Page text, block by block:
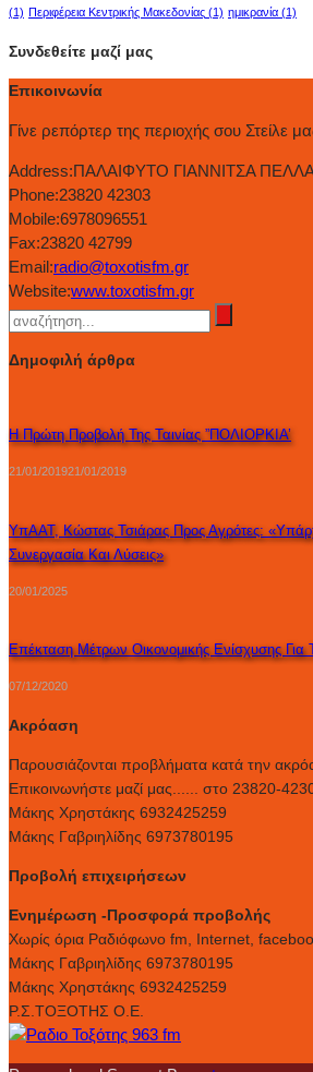
(1) Περιφέρεια Κεντρικής Μακεδονίας (1) ημικρανία (1)
Συνδεθείτε μαζί μας
Επικοινωνία
Γίνε ρεπόρτερ της περιοχής σου Στείλε
Address:ΠΑΛΑΙΦΥΤΟ ΓΙΑΝΝΙΤΣΑ
Phone:23820 42303
Mobile:6978096551
Fax:23820 42799
Email:radio@toxotisfm.gr
Website:www.toxotisfm.gr
Δημοφιλή άρθρα
Η Πρώτη Προβολή Της Ταινίας ”ΠΟΛΙΟΡΚΙΑ’
21/01/201921/01/2019
ΥπΑΑΤ, Κώστας Τσιάρας Προς Αγρότες:
Συνεργασία Και Λύσεις»
20/01/2025
Επέκταση Μέτρων Οικονομικής Ενίσχυσης Για
07/12/2020
Ακρόαση
Παρουσιάζονται προβλήματα κατά την
Επικοινωνήστε μαζί μας...... στο 23820-
Μάκης Χρηστάκης 6932425259
Μάκης Γαβριηλίδης 6973780195
Προβολή επιχειρήσεων
Ενημέρωση -Προσφορά προβολής
Xωρίς όρια Ραδιόφωνο fm, Internet,
Μάκης Γαβριηλίδης 6973780195
Μάκης Χρηστάκης 6932425259
Ρ.Σ.ΤΟΞΟΤΗΣ Ο.Ε.